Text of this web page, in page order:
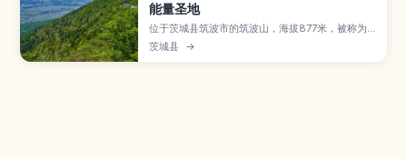
能量圣地
位于茨城县筑波市的筑波山，海拔877米，被称为
“西富士东筑波”，是日本百名山之一。男体山、女
体山双峰可俯瞰关东平原，沿途还有筑波山神社、
茨城县 →